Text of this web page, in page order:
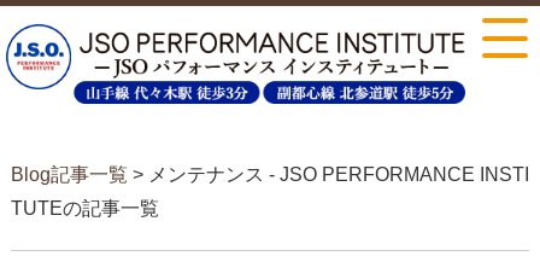
Blog記事一覧 > メンテナンス - JSO PERFORMANCE INSTI
TUTEの記事一覧